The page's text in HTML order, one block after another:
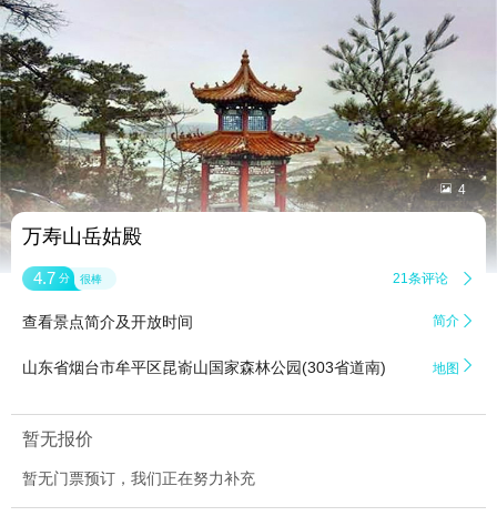
 4
万寿山岳姑殿
4.7 分 很棒 21条评论 
查看景点简介及开放时间 简介 
山东省烟台市牟平区昆嵛山国家森林公园(303省道南) 地图 
暂无报价
暂无门票预订，我们正在努力补充
